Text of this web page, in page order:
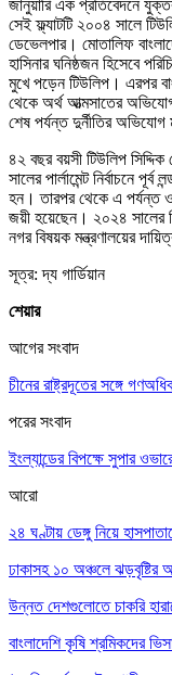
জানুয়ারি এক প্রতিবেদনে
সেই ফ্ল্যাটটি ২০০৪ সালে
ডেভেলপার। মোতালিফ
হাসিনার ঘনিষ্ঠজন হিসেবে
মুখে পড়েন টিউলিপ। এরপর
থেকে অর্থ আত্মসাতের
শেষ পর্যন্ত দুর্নীতির অভিযোগ
৪২ বছর বয়সী টিউলিপ
সালের পার্লামেন্ট নির্বাচনে
হন। তারপর থেকে এ পর্যন্ত
জয়ী হয়েছেন। ২০২৪ সালের
নগর বিষয়ক মন্ত্রণালয়ের
সূত্র: দ্য গার্ডিয়ান
শেয়ার
আগের সংবাদ
চীনের রাষ্ট্রদূতের সঙ্গে
পরের সংবাদ
ইংল্যান্ডের বিপক্ষে সুপার
আরো
২৪ ঘণ্টায় ডেঙ্গু নিয়ে
ঢাকাসহ ১০ অঞ্চলে ঝড়বৃষ্টির
উন্নত দেশগুলোতে চাকরি
বাংলাদেশি কৃষি শ্রমিকদের